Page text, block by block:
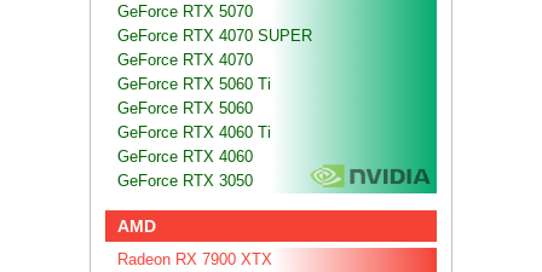
GeForce RTX 5070
GeForce RTX 4070 SUPER
GeForce RTX 4070
GeForce RTX 5060 Ti
GeForce RTX 5060
GeForce RTX 4060 Ti
GeForce RTX 4060
GeForce RTX 3050
AMD
Radeon RX 7900 XTX